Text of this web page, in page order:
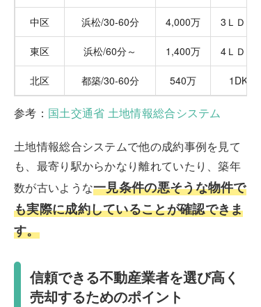
中区 浜松/30-60分 4,000万 3ＬＤＫ
東区 浜松/60分～ 1,400万 4ＬＤＫ
北区 都築/30-60分 540万 1DK
参考： 国土交通省 土地情報総合システム
土地情報総合システムで他の成約事例を見て
も、最寄り駅からかなり離れていたり、築年
数が古いような一見条件の悪そうな物件で
も実際に成約していることが確認できま
す。
信頼できる不動産業者を選び高く
売却するためのポイント